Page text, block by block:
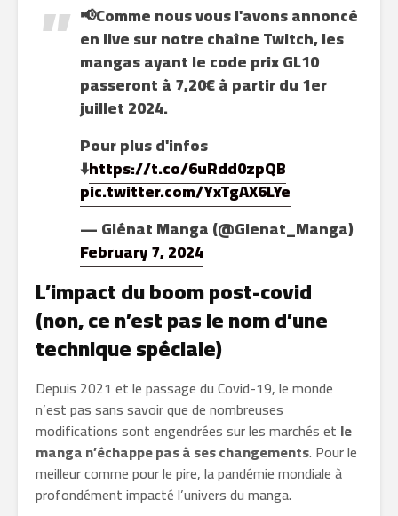
📢Comme nous vous l'avons annoncé
en live sur notre chaîne Twitch, les
mangas ayant le code prix GL10
passeront à 7,20€ à partir du 1er
juillet 2024.
Pour plus d'infos
⬇️https://t.co/6uRdd0zpQB
pic.twitter.com/YxTgAX6LYe
— Glénat Manga (@Glenat_Manga)
February 7, 2024
L’impact du boom post-covid
(non, ce n’est pas le nom d’une
technique spéciale)
Depuis 2021 et le passage du Covid-19, le monde
n’est pas sans savoir que de nombreuses
modifications sont engendrées sur les marchés et le
manga n’échappe pas à ses changements. Pour le
meilleur comme pour le pire, la pandémie mondiale à
profondément impacté l’univers du manga.